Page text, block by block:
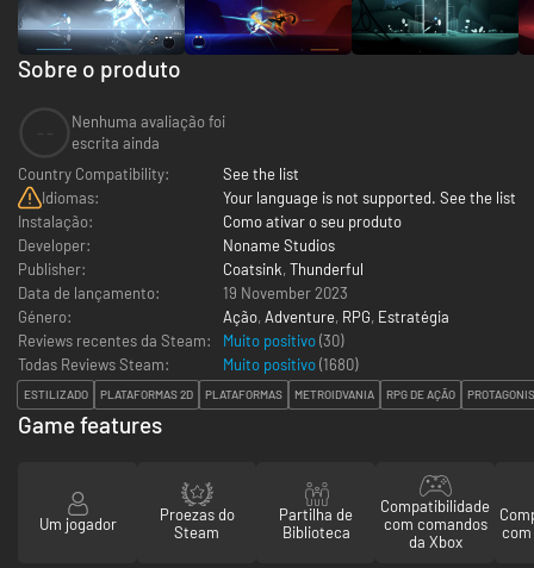
Sobre o produto
Nenhuma avaliação foi
escrita ainda
Country Compatibility:
See the list
Idiomas:
Your language is not supported. See the list
Instalação:
Como ativar o seu produto
Developer:
Noname Studios
Publisher:
Coatsink, Thunderful
Data de lançamento:
19 November 2023
Género:
Ação, Adventure, RPG, Estratégia
Reviews recentes da Steam:
Muito positivo(30)
Todas Reviews Steam:
Muito positivo(1680)
ESTILIZADO PLATAFORMAS 2D PLATAFORMAS METROIDVANIA RPG DE AÇÃO
Game features
Um jogador
Proezas do
Steam
Partilha de
Biblioteca
Compatibilidade
com comandos
da Xbox
com